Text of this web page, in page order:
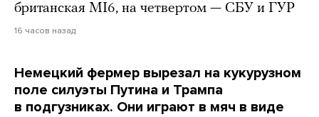
британская MI6, на четвертом — СБУ и ГУР
16 часов назад
Немецкий фермер вырезал на кукурузном
поле силуэты Путина и Трампа
в подгузниках. Они играют в мяч в виде